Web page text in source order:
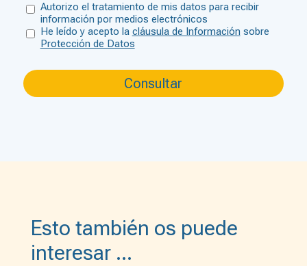
Autorizo el tratamiento de mis datos para recibir
información por medios electrónicos
He leído y acepto la cláusula de Información sobre
Protección de Datos
Esto también os puede
interesar …